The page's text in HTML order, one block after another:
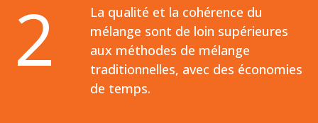
2
La qualité et la cohérence du
mélange sont de loin supérieures
aux méthodes de mélange
traditionnelles, avec des économies
de temps.